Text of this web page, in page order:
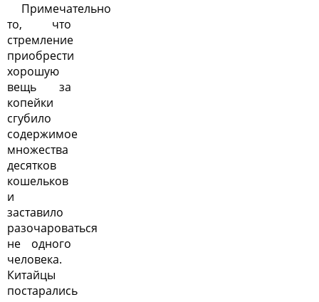
Примечательно
то, что
стремление
приобрести
хорошую
вещь за
копейки
сгубило
содержимое
множества
десятков
кошельков
и
заставило
разочароваться
не одного
человека.
Китайцы
постарались